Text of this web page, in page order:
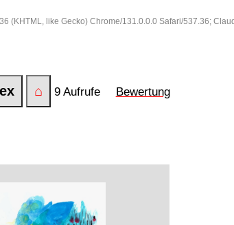
(KHTML, like Gecko) Chrome/131.0.0.0 Safari/537.36;
⌂ 9 Aufrufe Bewertung